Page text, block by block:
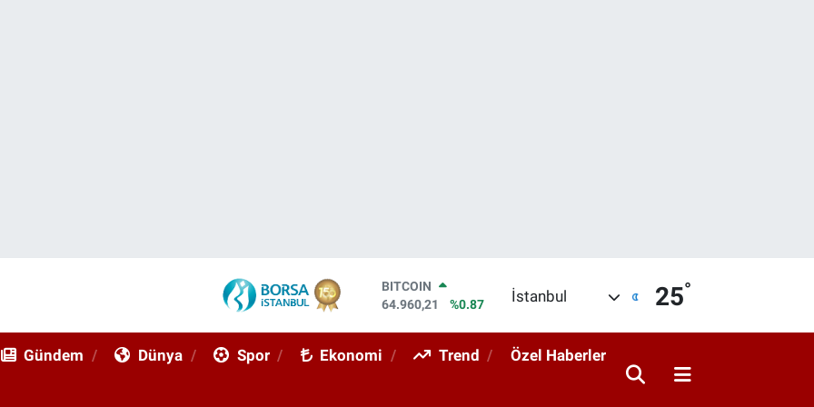
BITCOIN
64.960,21
%0.87
EURO
İstanbul 25°
Gündem Dünya Spor Ekonomi Trend Özel Haberler